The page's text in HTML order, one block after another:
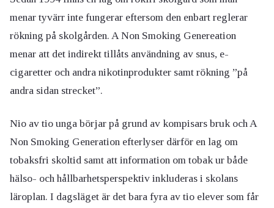
menar tyvärr inte fungerar eftersom den enbart reglerar
rökning på skolgården. A Non Smoking Genereation
menar att det indirekt tillåts användning av snus, e-
cigaretter och andra nikotinprodukter samt rökning ”på
andra sidan strecket”.
Nio av tio unga börjar på grund av kompisars bruk och A
Non Smoking Generation efterlyser därför en lag om
tobaksfri skoltid samt att information om tobak ur både
hälso- och hållbarhetsperspektiv inkluderas i skolans
läroplan. I dagsläget är det bara fyra av tio elever som får